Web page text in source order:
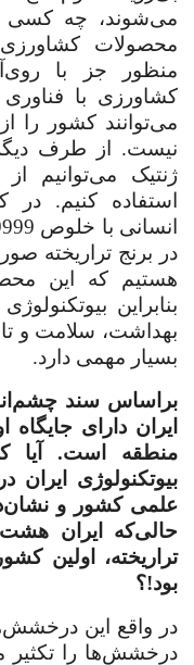
می‌شوند، چه کسی
محصولات
منظور جز با
کشاورزی با
می‌توانند کشور را
نیست. از طرف
ژنتیک می‌توانیم
استفاده کنیم.
در برنج تراریخته
هستیم که این
بنابراین
بهداشت، سلامت و
بسیار مهمی دارد.
ایران دارای
منطقه است. آیا
بیوتکنولوژی ایران
علمی کشور و
حالی‌که ایران هشت
تراریخته، اولین
بود!؟
در واقع این
درخشش‌ها را تکثیر